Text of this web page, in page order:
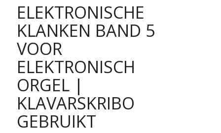
ELEKTRONISCHE
KLANKEN BAND 5
VOOR
ELEKTRONISCH
ORGEL |
KLAVARSKRIBO
GEBRUIKT